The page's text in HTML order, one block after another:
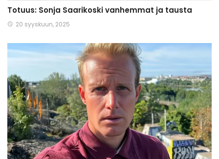
Totuus: Sonja Saarikoski vanhemmat ja tausta
20 syyskuun, 2025